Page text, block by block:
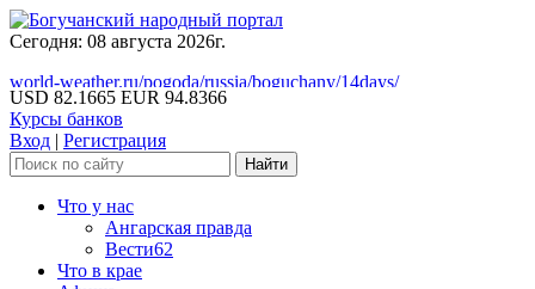
Сегодня: 08 августа 2026г.
world-weather.ru/pogoda/russia/boguchany/14days/
USD 82.1665 EUR 94.8366
Курсы банков
Вход | Регистрация
Что у нас
Ангарская правда
Вести62
Что в крае